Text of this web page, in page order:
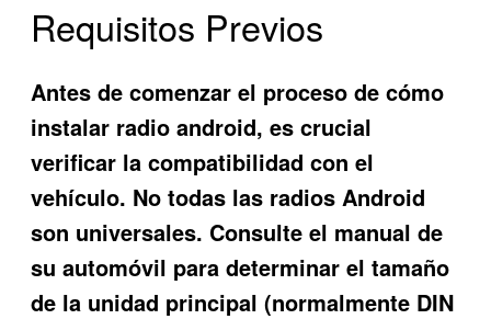
Requisitos Previos
Antes de comenzar el proceso de cómo
instalar radio android, es crucial
verificar la compatibilidad con el
vehículo. No todas las radios Android
son universales. Consulte el manual de
su automóvil para determinar el tamaño
de la unidad principal (normalmente DIN